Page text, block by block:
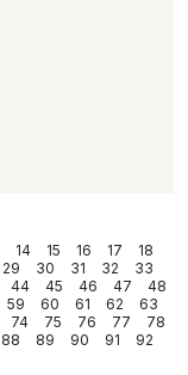
14 15 16 17
18
29 30 31 32
33
44 45 46 47
48
59 60 61 62
63
74 75 76 77
78
88 89 90 91 92